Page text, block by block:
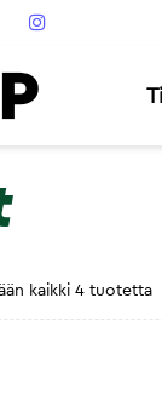
kaikki 4 tuotetta